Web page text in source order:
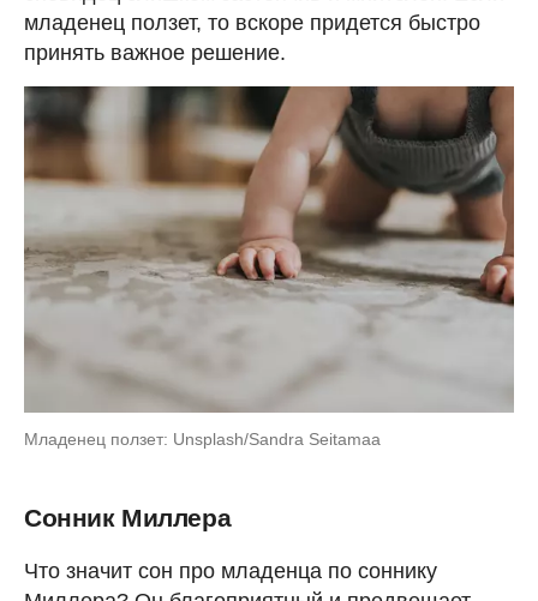
младенец ползет, то вскоре придется быстро
принять важное решение.
Младенец ползет: Unsplash/Sandra Seitamaa
Сонник Миллера
Что значит сон про младенца по соннику